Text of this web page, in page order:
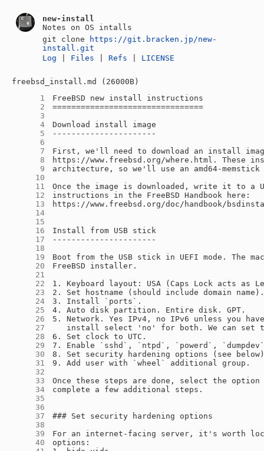
new-install
Notes on OS intalls
git clone
https://git.bracken.jp/new-
install.git
Log
Files |Refs LICENSE
freebsd_install.md (26000B)
      1
      2
      3
      4
      5
      6
      7
      8
      9
     10
     11
     12
     13
     14
     15
     16
     17
     18
     19
     20
     21
     22
     23
     24
     25
     26
     27
     28
     29
     30
     31
     32
     33
     34
     35
     36
     37
     38
     39
     40